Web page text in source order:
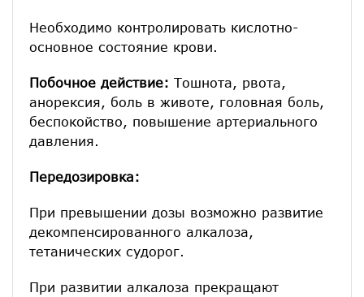
Необходимо контролировать кислотно-
основное состояние крови.
Побочное действие: Тошнота, рвота,
анорексия, боль в животе, головная боль,
беспокойство, повышение артериального
давления.
Передозировка:
При превышении дозы возможно развитие
декомпенсированного алкалоза,
тетанических судорог.
При развитии алкалоза прекращают